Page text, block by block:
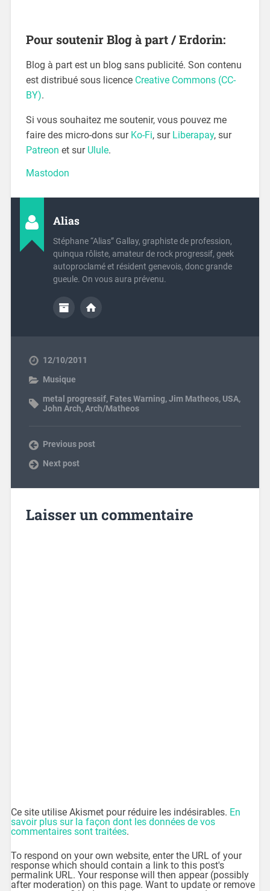
Pour soutenir Blog à part / Erdorin:
Blog à part est un blog sans publicité. Son contenu
est distribué sous licence Creative Commons (CC-
BY).
Si vous souhaitez me soutenir, vous pouvez me
faire des micro-dons sur Ko-Fi, sur Liberapay, sur
Patreon et sur Ulule.
Mastodon
Alias
Stéphane “Alias” Gallay, graphiste de profession,
quinqua rôliste, amateur de rock progressif, geek
autoproclamé et résident genevois, donc grande
gueule. On vous aura prévenu.
12/10/2011
Musique
metal progressif, Fates Warning,Jim Matheos, USA,
John Arch,Arch/Matheos
Previous post
Next post
Laisser un commentaire
Ce site utilise Akismet pour réduire les indésirables. En
savoir plus sur la façon dont les données de vos
commentaires sont traitées.
To respond on your own website, enter the URL of your
response which should contain a link to this post's
permalink URL. Your response will then appear (possibly
after moderation) on this page. Want to update or remove